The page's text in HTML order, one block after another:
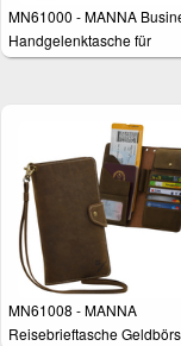
MN61000 - MANNA
Handgelenktasche für
Smartphones
MN61008 - MANNA
Reisebrieftasche